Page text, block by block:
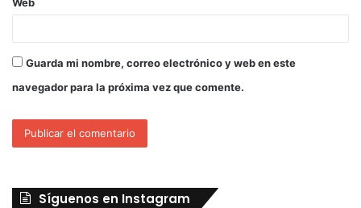
Guarda mi nombre, correo electrónico y web en este
navegador para la próxima vez que comente.
Síguenos en Instagram